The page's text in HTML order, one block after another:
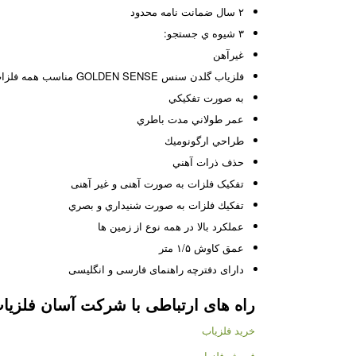
۲ سال ضمانت نامه محدود
۳ شيوه ي جستجو:
غيرآهن
فلزیاب گلدن سنس GOLDEN SENSE مناسب همه فلزات
به صورت تفكيكي
عمر طولاني مدت باطري
طراحي ارگونوميك
حذف ذرات آهني
تفکیک فلزات به صورت آهنی و غیر آهنی
تفكيك فلزات به صورت شنيداري و بصري
عملكرد بالا در همه نوع از زمين ها
عمق کاوش ۱/۵ متر
دارای دفترچه راهنمای فارسی و انگلیسی
راه های ارتباطی با شرکتآسان
خرید فلزیاب